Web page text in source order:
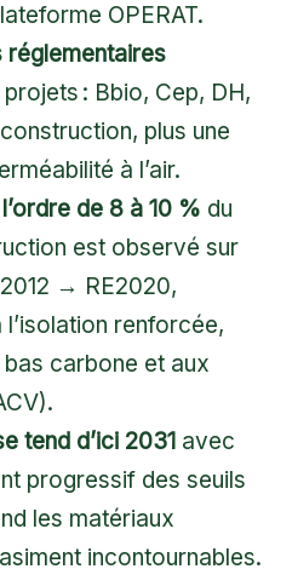
OPERAT.
réglementaires
: Bbio, Cep, DH,
plus une
à l’air.
de 8 à 10 % du
est observé sur
→ RE2020,
l’isolation renforcée,
carbone et aux
tend d’ici 2031 avec
progressif des seuils
les matériaux
incontournables.